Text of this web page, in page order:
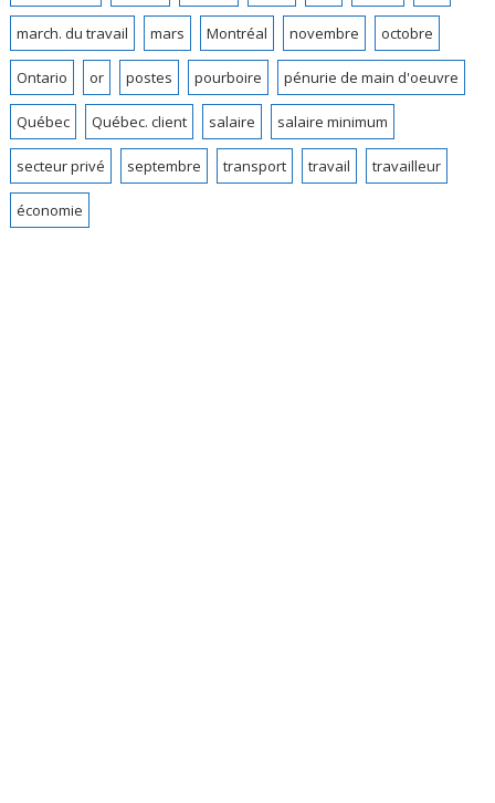
march. du travail mars Montréal novembre octobre
Ontario or postes pourboire pénurie de main d'oeuvre
Québec Québec. client salaire salaire minimum
secteur privé septembre transport travail travailleur
économie